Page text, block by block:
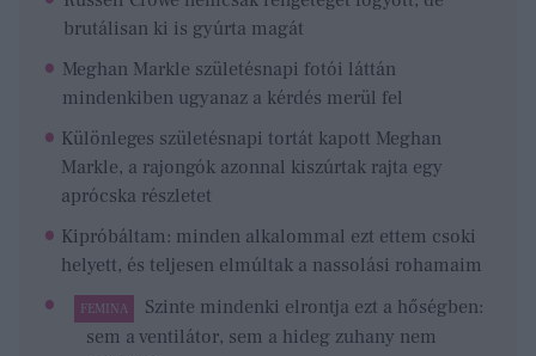
brutálisan ki is gyúrta magát
Meghan Markle születésnapi fotói láttán
mindenkiben ugyanaz a kérdés merül fel
Különleges születésnapi tortát kapott Meghan
Markle, a rajongók azonnal kiszúrtak rajta egy
aprócska részletet
Kipróbáltam: minden alkalommal ezt ettem csoki
helyett, és teljesen elmúltak a nassolási rohamaim
FEMINA
Szinte mindenki elrontja ezt a hőségben:
sem a ventilátor, sem a hideg zuhany nem